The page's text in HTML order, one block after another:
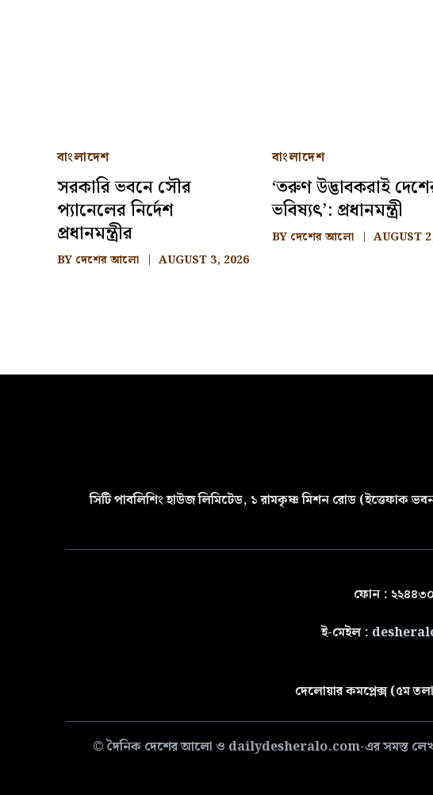
বাংলাদেশ
সরকারি ভবনে সৌর
প্যানেলের নির্দেশ
প্রধানমন্ত্রীর
BY দেশের আলো AUGUST 3, 2026
বাংলাদেশ
‘তরুণ উদ্ভাবকরাই
ভবিষ্যৎ’: প্রধানমন্ত্রী
BY দেশের আলো AUGUST
সিটি পাবলিশিং হাউজ লিমিটেড, ১ রামকৃষ্ণ মিশন রোড (ইত্তেফাক
ফোন :
ই-মেইল :
দেলোয়ার কমপ্লেক্স (৫ম
© দৈনিক দেশের আলো ও dailydesheralo.com-এর সমস্ত লেখা,